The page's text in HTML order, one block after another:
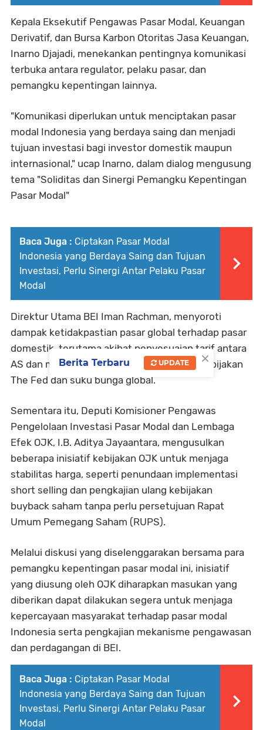
Kepala Eksekutif Pengawas Pasar Modal, Keuangan
Derivatif, dan Bursa Karbon Otoritas Jasa Keuangan,
Inarno Djajadi, menekankan pentingnya komunikasi
terbuka antara regulator, pelaku pasar, dan
pemangku kepentingan lainnya.
"Komunikasi diperlukan untuk menciptakan pasar
modal Indonesia yang berdaya saing dan menjadi
tujuan investasi bagi investor domestik maupun
internasional," ucap Inarno, dalam dialog mengusung
tema "Soliditas dan Sinergi Pemangku Kepentingan
Pasar Modal"
Baca Juga : Ciptakan Pasar Modal
Indonesia yang Berdaya Saing dan Tujuan
Investasi, Perlu Sinergi Antar Pelaku Pasar
Modal
Direktur Utama BEI Iman Rachman, menyoroti
dampak ketidakpastian pasar global terhadap pasar
domestik, terutama akibat penyesuaian tarif antara
AS dan mitra dagangnya, serta pengaruh kebijakan
The Fed dan suku bunga global.
Sementara itu, Deputi Komisioner Pengawas
Pengelolaan Investasi Pasar Modal dan Lembaga
Efek OJK, I.B. Aditya Jayaantara, mengusulkan
beberapa inisiatif kebijakan OJK untuk menjaga
stabilitas harga, seperti penundaan implementasi
short selling dan pengkajian ulang kebijakan
buyback saham tanpa perlu persetujuan Rapat
Umum Pemegang Saham (RUPS).
Melalui diskusi yang diselenggarakan bersama para
pemangku kepentingan pasar modal ini, inisiatif
yang diusung oleh OJK diharapkan masukan yang
diberikan dapat dilakukan segera untuk menjaga
kepercayaan masyarakat terhadap pasar modal
Indonesia serta pengkajian mekanisme pengawasan
dan perdagangan di BEI.
Baca Juga : Ciptakan Pasar Modal
Indonesia yang Berdaya Saing dan Tujuan
Investasi, Perlu Sinergi Antar Pelaku Pasar
Modal
×
Berita Terbaru UPDATE